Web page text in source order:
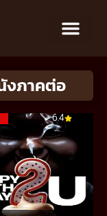
งภาคต่อ
6.4